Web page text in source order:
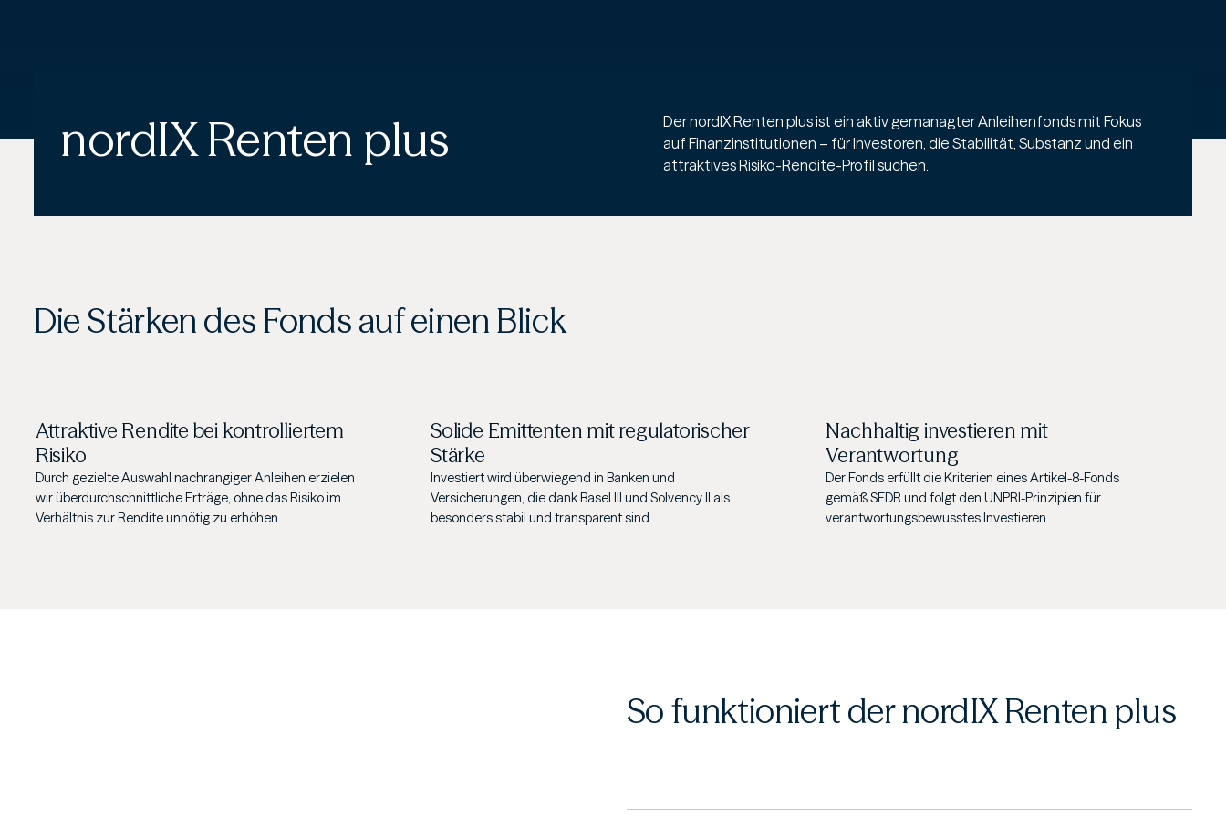
nordIX Renten plus
Der nordIX Renten plus ist ein aktiv gemanagter Anleihenfonds mit Fokus
auf Finanzinstitutionen – für Investoren, die Stabilität, Substanz und ein
attraktives Risiko-Rendite-Profil suchen.
Die Stärken des Fonds auf einen Blick
Attraktive Rendite bei kontrolliertem
Risiko
Durch gezielte Auswahl nachrangiger Anleihen erzielen
wir überdurchschnittliche Erträge, ohne das Risiko im
Verhältnis zur Rendite unnötig zu erhöhen.
Solide Emittenten mit regulatorischer
Stärke
Investiert wird überwiegend in Banken und
Versicherungen, die dank Basel III und Solvency II als
besonders stabil und transparent sind.
Nachhaltig investieren mit
Verantwortung
Der Fonds erfüllt die Kriterien eines Artikel-8-Fonds
gemäß SFDR und folgt den UNPRI-Prinzipien für
verantwortungsbewusstes Investieren.
So funktioniert der nordIX Renten plus